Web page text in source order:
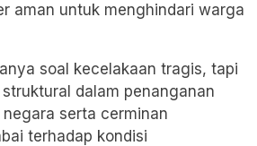
aman untuk menghindari warga
soal kecelakaan tragis, tapi
dalam penanganan
serta cerminan
terhadap kondisi